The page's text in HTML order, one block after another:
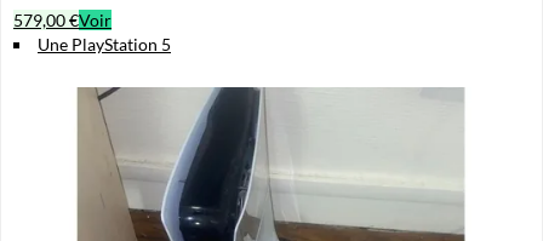
579,00 €Voir
Une PlayStation 5